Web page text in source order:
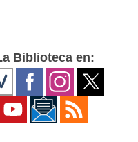
Biblioteca en: